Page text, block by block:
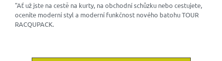
"Ať už jste na cestě na kurty, na obchodní schůzku nebo cestujete,
oceníte moderní styl a moderní funkčnost nového batohu TOUR
RACQUPACK.